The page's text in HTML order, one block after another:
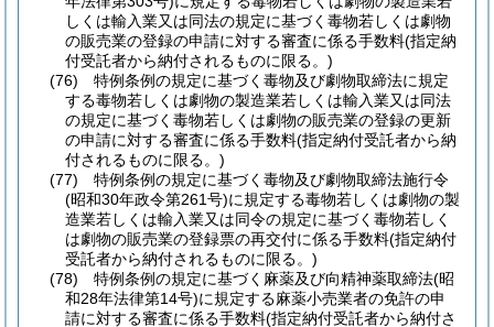
しくは輸入業又は同法の規定に基づく毒物若しくは劇物
の販売業の登録の申請に対する審査に係る手数料(指定納
付受託者から納付されるものに限る。)
(76)
特例条例の規定に基づく毒物及び劇物取締法に規定
する毒物若しくは劇物の製造業若しくは輸入業又は同法
の規定に基づく毒物若しくは劇物の販売業の登録の更新
の申請に対する審査に係る手数料(指定納付受託者から納
付されるものに限る。)
(77)
特例条例の規定に基づく毒物及び劇物取締法施行令
(昭和30年政令第261号)に規定する毒物若しくは劇物の製
造業若しくは輸入業又は同令の規定に基づく毒物若しく
は劇物の販売業の登録票の再交付に係る手数料(指定納付
受託者から納付されるものに限る。)
(78)
特例条例の規定に基づく麻薬及び向精神薬取締法(昭
和28年法律第14号)に規定する麻薬小売業者の免許の申
請に対する審査に係る手数料(指定納付受託者から納付さ